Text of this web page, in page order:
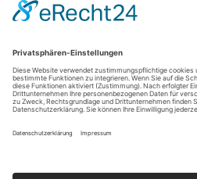
Haftungsausschluss
Cookie-Einstellungen
Unsere Dienstleistungen